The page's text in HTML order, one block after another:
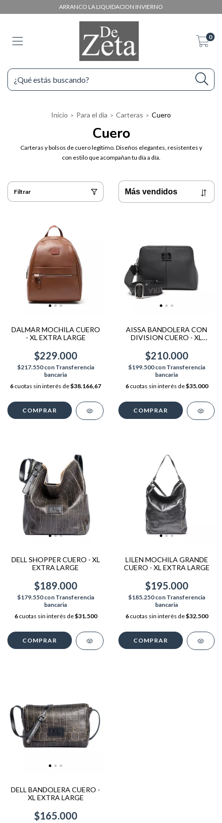
ARRANCO LA LIQUIDACION INVIERNO
0
Inicio > Para el día > Carteras > Cuero
Cuero
Carteras y bolsos de cuero legítimo. Diseños elegantes, resistentes y
con estilo que acompañan tu día a día.
Filtrar
DALMAR MOCHILA CUERO
- XL EXTRA LARGE
$229.000
$217.550con Transferencia
bancaria
6 cuotas sin interés de$38.166,67
COMPRAR
AISSA BANDOLERA CON
DIVISION CUERO - XL
$210.000
$199.500con Transferencia
bancaria
6 cuotas sin interés de$35.000
COMPRAR
DELL SHOPPER CUERO - XL
EXTRA LARGE
$189.000
$179.550con Transferencia
bancaria
6 cuotas sin interés de$31.500
COMPRAR
LILEN MOCHILA GRANDE
CUERO - XL EXTRA LARGE
$195.000
$185.250con Transferencia
bancaria
6 cuotas sin interés de$32.500
COMPRAR
DELL BANDOLERA CUERO -
XL EXTRA LARGE
$165.000